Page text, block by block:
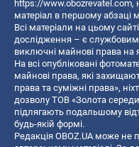
https://www.obozrevatel.com,
матеріал в першому абзаці
Всі матеріали на цьому
дослідження – є
виключні майнові права на
На всі опубліковані
майнові права, які
права та суміжні права»,
дозволу ТОВ «Золота
підлягають подальшому
будь-якій формі.
Редакція OBOZ.UA може не